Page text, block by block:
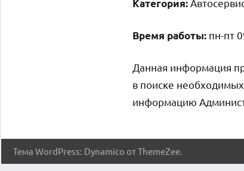
Категория:
Время работы: пн-пт
Данная информация
в поиске
информацию
Тема WordPress: Dynamico от ThemeZee.